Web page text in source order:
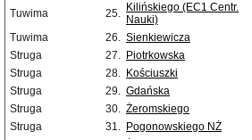
Tuwima
25. Kilińskiego (EC1 Centr.
Nauki)
Tuwima 26. Sienkiewicza
Struga
27. Piotrkowska
Struga
28. Kościuszki
Struga
29. Gdańska
Struga
30. Żeromskiego
Struga
31. Pogonowskiego NŻ